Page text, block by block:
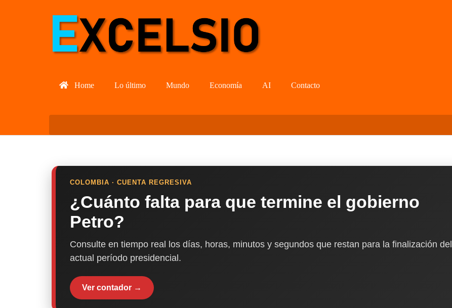
Home Lo último Mundo Economía AI Contacto
COLOMBIA · CUENTA REGRESIVA
¿Cuánto falta para que termine el gobierno
Petro?
Consulte en tiempo real los días, horas, minutos y segundos que restan para la finalización del
actual período presidencial.
Ver contador →